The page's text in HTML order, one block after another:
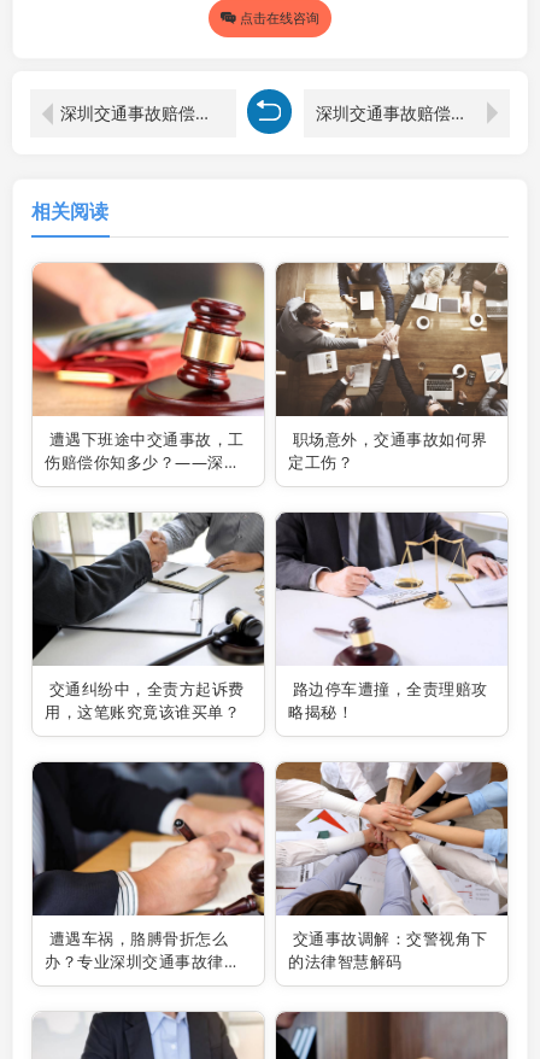
点击在线咨询
深圳交通事故赔偿律师解读道路交通事故赔偿多维度考量 深圳交通事故赔偿律师解读甘肃交通事故赔偿标准
相关阅读
遭遇下班途中交通事故，工
伤赔偿你知多少？——深圳
交通事故律师为你解疑答
惑！
职场意外，交通事故如何界
定工伤？
交通纠纷中，全责方起诉费
用，这笔账究竟该谁买单？
路边停车遭撞，全责理赔攻
略揭秘！
遭遇车祸，胳膊骨折怎么
办？专业深圳交通事故律师
助你维权
交通事故调解：交警视角下
的法律智慧解码